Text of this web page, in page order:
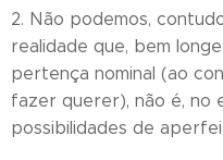
2. Não podemos,
realidade que, bem
pertença nominal (ao
fazer querer), não é, no
possibilidades de